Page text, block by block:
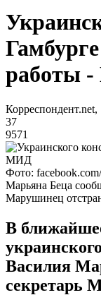
работы
37
9571
Фото:
Марьяна Беца
Марушинец
В
Василия
секретарь